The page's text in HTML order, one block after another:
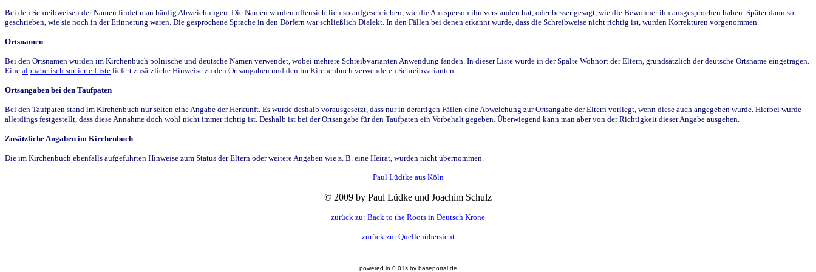
Bei den Schreibweisen der Namen findet man häufig Abweichungen. Die Namen wurden offensichtlich so aufgeschrieben, wie die Amtsperson ihn verstanden hat, oder besser gesagt, wie die Bewohner ihn ausgesprochen haben. Später dann so
geschrieben, wie sie noch in der Erinnerung waren. Die gesprochene Sprache in den Dörfern war schließlich Dialekt. In den Fällen bei denen erkannt wurde, dass die Schreibweise nicht richtig ist, wurden Korrekturen vorgenommen.
Ortsnamen
Bei den Ortsnamen wurden im Kirchenbuch polnische und deutsche Namen verwendet, wobei mehrere Schreibvarianten Anwendung fanden. In dieser Liste wurde in der Spalte Wohnort der Eltern, grundsätzlich der deutsche Ortsname eingetragen.
Eine alphabetisch sortierte Liste liefert zusätzliche Hinweise zu den Ortsangaben und den im Kirchenbuch verwendeten Schreibvarianten.
Ortsangaben bei den Taufpaten
Bei den Taufpaten stand im Kirchenbuch nur selten eine Angabe der Herkunft. Es wurde deshalb vorausgesetzt, dass nur in derartigen Fällen eine Abweichung zur Ortsangabe der Eltern vorliegt, wenn diese auch angegeben wurde. Hierbei wurde
allerdings festgestellt, dass diese Annahme doch wohl nicht immer richtig ist. Deshalb ist bei der Ortsangabe für den Taufpaten ein Vorbehalt gegeben. Überwiegend kann man aber von der Richtigkeit dieser Angabe ausgehen.
Zusätzliche Angaben im Kirchenbuch
Die im Kirchenbuch ebenfalls aufgeführten Hinweise zum Status der Eltern oder weitere Angaben wie z. B. eine Heirat, wurden nicht übernommen.
Paul Lüdtke aus Köln
© 2009 by Paul Lüdke und Joachim Schulz
zurück zu: Back to the Roots in Deutsch Krone
zurück zur Quellenübersicht
powered in 0.01s by baseportal.de